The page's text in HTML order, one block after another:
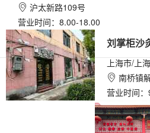
 沪太新路109号
营业时间：8.00-18.00
刘掌柜沙
上海市/上
 南桥镇
营业时间